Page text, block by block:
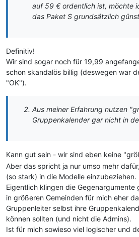
auf 59 € ordentlich ist, möchte
das Paket S grundsätzlich
Definitiv!
Wir sind sogar noch für 19,99
schon skandalös billig (deswegen war
"OK").
Aus meiner Erfahrung nutzen
Gruppenkalender gar nicht in
Kann gut sein - wir sind eben keine
Aber das spricht ja nur umso mehr
(so stark) in die Modelle einzubeziehen.
Eigentlich klingen die Gegenargumente
in größeren Gemeinden für mich eher
Gruppenleiter selbst ihre
können sollten (und nicht die Admins).
Ist für mich sowieso viel logischer und